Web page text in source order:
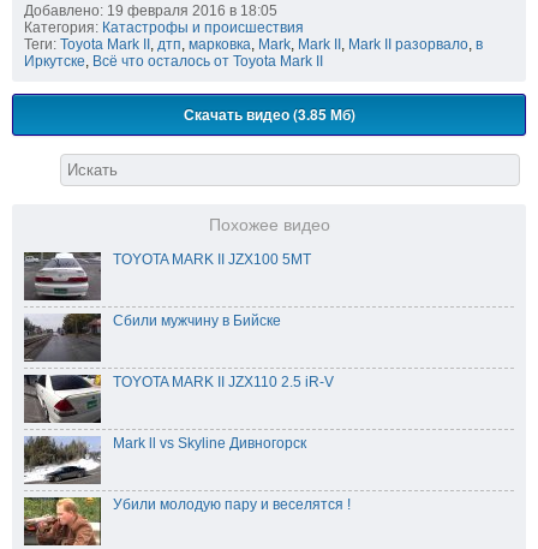
Добавлено: 19 февраля 2016 в 18:05
Категория: Катастрофы и происшествия
Теги: Toyota Mark II дтп марковка Mark Mark II Mark II разорвало в
Иркутске Всё что осталось от Toyota Mark II
Скачать видео (3.85 Мб)
Похожее видео
TOYOTA MARK II JZX100 5MT
Сбили мужчину в Бийске
TOYOTA MARK II JZX110 2.5 iR-V
Mark ll vs Skyline Дивногорск
Убили молодую пару и веселятся !